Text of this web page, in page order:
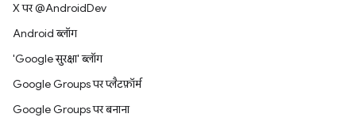
X पर @AndroidDev
Android ब्लॉग
'Google सुरक्षा' ब्लॉग
Google Groups पर प्लैटफ़ॉर्म
Google Groups पर बनाना